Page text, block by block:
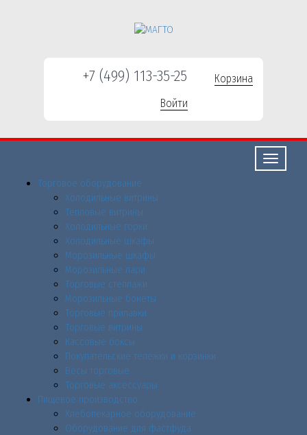
+7 (499) 113-35-25
Корзина
Войти
Свернуть/
Торговое оборудованиe
Холодильные витрины
Тепловые витрины
Холодильные горки
Холодильные шкафы
Морозильные шкафы
Морозильные лари
Торговые стеллажи
Морозильные бонеты
Торговые прилавки
Торговые витрины
Кассовые боксы
Покупательские тележки и корзинки
Весы торговые
Торговые аксессуары
Пищевое производство
Хлебопекарное оборудование
Оборудование для фастфуда